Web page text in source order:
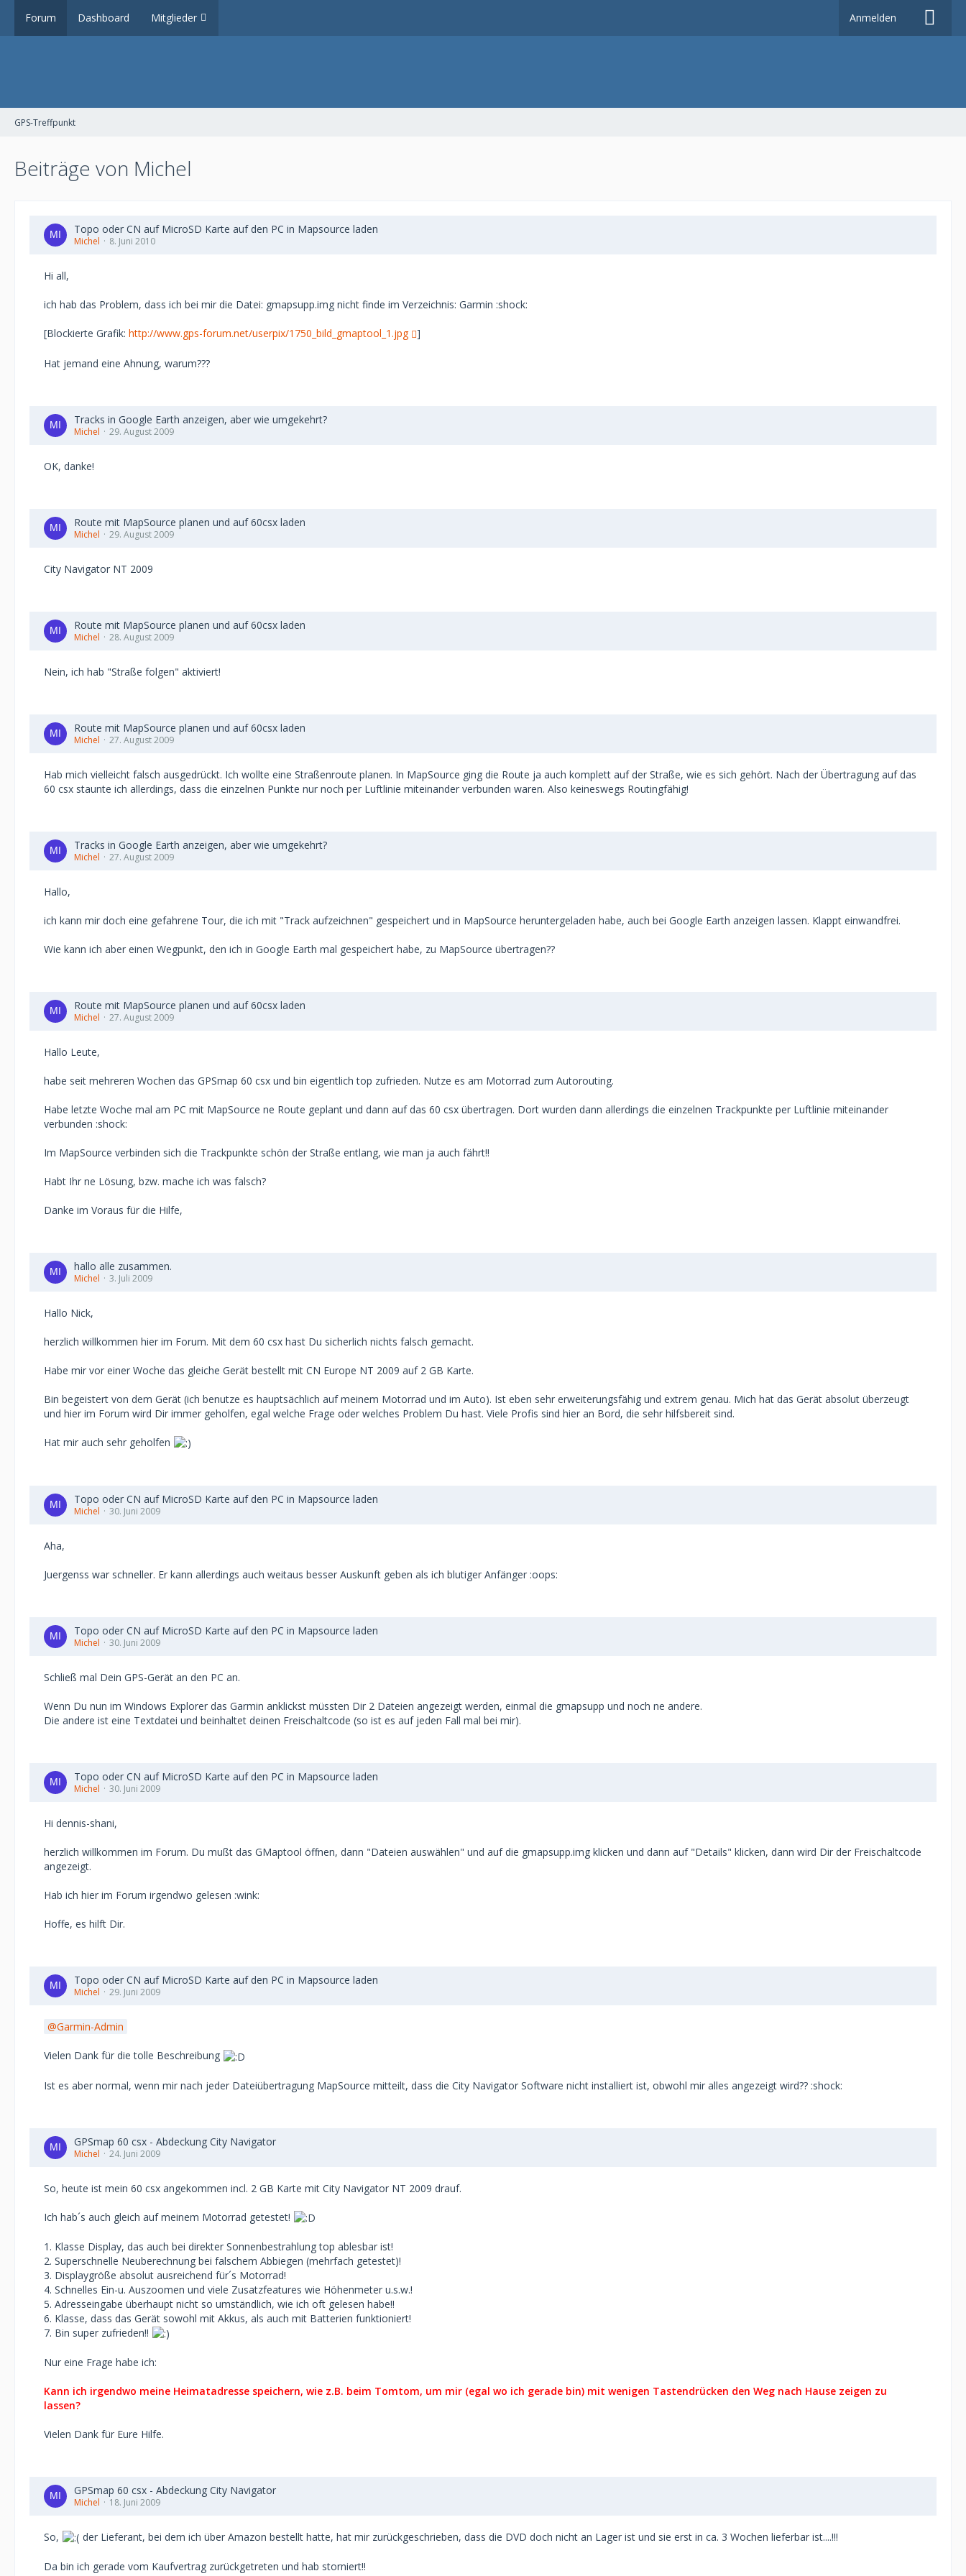
Forum Dashboard Mitglieder Anmelden
GPS-Treffpunkt
Beiträge von Michel
Topo oder CN auf MicroSD Karte auf den PC in Mapsource laden
Michel 8. Juni 2010
Hi all,
ich hab das Problem, dass ich bei mir die Datei: gmapsupp.img nicht finde im Verzeichnis: Garmin :shock:
[Blockierte Grafik: http://www.gps-forum.net/userpix/1750_bild_gmaptool_1.jpg ]
Hat jemand eine Ahnung, warum???
Tracks in Google Earth anzeigen, aber wie umgekehrt?
Michel 29. August 2009
OK, danke!
Route mit MapSource planen und auf 60csx laden
Michel 29. August 2009
City Navigator NT 2009
Route mit MapSource planen und auf 60csx laden
Michel 28. August 2009
Nein, ich hab "Straße folgen" aktiviert!
Route mit MapSource planen und auf 60csx laden
Michel 27. August 2009
Hab mich vielleicht falsch ausgedrückt. Ich wollte eine Straßenroute planen. In MapSource ging die Route ja auch komplett auf der Straße, wie es sich gehört. Nach der Übertragung auf das
60 csx staunte ich allerdings, dass die einzelnen Punkte nur noch per Luftlinie miteinander verbunden waren. Also keineswegs Routingfähig!
Tracks in Google Earth anzeigen, aber wie umgekehrt?
Michel 27. August 2009
Hallo,
ich kann mir doch eine gefahrene Tour, die ich mit "Track aufzeichnen" gespeichert und in MapSource heruntergeladen habe, auch bei Google Earth anzeigen lassen. Klappt einwandfrei.
Wie kann ich aber einen Wegpunkt, den ich in Google Earth mal gespeichert habe, zu MapSource übertragen??
Route mit MapSource planen und auf 60csx laden
Michel 27. August 2009
Hallo Leute,
habe seit mehreren Wochen das GPSmap 60 csx und bin eigentlich top zufrieden. Nutze es am Motorrad zum Autorouting.
Habe letzte Woche mal am PC mit MapSource ne Route geplant und dann auf das 60 csx übertragen. Dort wurden dann allerdings die einzelnen Trackpunkte per Luftlinie miteinander
verbunden :shock:
Im MapSource verbinden sich die Trackpunkte schön der Straße entlang, wie man ja auch fährt!!
Habt Ihr ne Lösung, bzw. mache ich was falsch?
Danke im Voraus für die Hilfe,
hallo alle zusammen.
Michel 3. Juli 2009
Hallo Nick,
herzlich willkommen hier im Forum. Mit dem 60 csx hast Du sicherlich nichts falsch gemacht.
Habe mir vor einer Woche das gleiche Gerät bestellt mit CN Europe NT 2009 auf 2 GB Karte.
Bin begeistert von dem Gerät (ich benutze es hauptsächlich auf meinem Motorrad und im Auto). Ist eben sehr erweiterungsfähig und extrem genau. Mich hat das Gerät absolut überzeugt
und hier im Forum wird Dir immer geholfen, egal welche Frage oder welches Problem Du hast. Viele Profis sind hier an Bord, die sehr hilfsbereit sind.
Hat mir auch sehr geholfen
Topo oder CN auf MicroSD Karte auf den PC in Mapsource laden
Michel 30. Juni 2009
Aha,
Juergenss war schneller. Er kann allerdings auch weitaus besser Auskunft geben als ich blutiger Anfänger :oops:
Topo oder CN auf MicroSD Karte auf den PC in Mapsource laden
Michel 30. Juni 2009
Schließ mal Dein GPS-Gerät an den PC an.
Wenn Du nun im Windows Explorer das Garmin anklickst müssten Dir 2 Dateien angezeigt werden, einmal die gmapsupp und noch ne andere.
Die andere ist eine Textdatei und beinhaltet deinen Freischaltcode (so ist es auf jeden Fall mal bei mir).
Topo oder CN auf MicroSD Karte auf den PC in Mapsource laden
Michel 30. Juni 2009
Hi dennis-shani,
herzlich willkommen im Forum. Du mußt das GMaptool öffnen, dann "Dateien auswählen" und auf die gmapsupp.img klicken und dann auf "Details" klicken, dann wird Dir der Freischaltcode
angezeigt.
Hab ich hier im Forum irgendwo gelesen :wink:
Hoffe, es hilft Dir.
Topo oder CN auf MicroSD Karte auf den PC in Mapsource laden
Michel 29. Juni 2009
Garmin-Admin
Vielen Dank für die tolle Beschreibung
Ist es aber normal, wenn mir nach jeder Dateiübertragung MapSource mitteilt, dass die City Navigator Software nicht installiert ist, obwohl mir alles angezeigt wird?? :shock:
GPSmap 60 csx - Abdeckung City Navigator
Michel 24. Juni 2009
So, heute ist mein 60 csx angekommen incl. 2 GB Karte mit City Navigator NT 2009 drauf.
Ich hab´s auch gleich auf meinem Motorrad getestet!
1. Klasse Display, das auch bei direkter Sonnenbestrahlung top ablesbar ist!
2. Superschnelle Neuberechnung bei falschem Abbiegen (mehrfach getestet)!
3. Displaygröße absolut ausreichend für´s Motorrad!
4. Schnelles Ein-u. Auszoomen und viele Zusatzfeatures wie Höhenmeter u.s.w.!
5. Adresseingabe überhaupt nicht so umständlich, wie ich oft gelesen habe!!
6. Klasse, dass das Gerät sowohl mit Akkus, als auch mit Batterien funktioniert!
7. Bin super zufrieden!!
Nur eine Frage habe ich:
Kann ich irgendwo meine Heimatadresse speichern, wie z.B. beim Tomtom, um mir (egal wo ich gerade bin) mit wenigen Tastendrücken den Weg nach Hause zeigen zu
lassen?
Vielen Dank für Eure Hilfe.
GPSmap 60 csx - Abdeckung City Navigator
Michel 18. Juni 2009
So, der Lieferant, bei dem ich über Amazon bestellt hatte, hat mir zurückgeschrieben, dass die DVD doch nicht an Lager ist und sie erst in ca. 3 Wochen lieferbar ist....!!!
Da bin ich gerade vom Kaufvertrag zurückgetreten und hab storniert!!